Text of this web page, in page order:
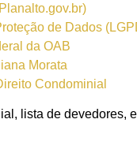
de Dados
da OAB
Morata
Condominial
lista de devedores,